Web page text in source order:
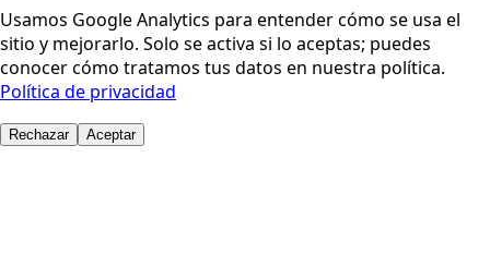
Usamos Google Analytics para entender cómo se usa el
sitio y mejorarlo. Solo se activa si lo aceptas; puedes
conocer cómo tratamos tus datos en nuestra política.
Política de privacidad
Rechazar Aceptar